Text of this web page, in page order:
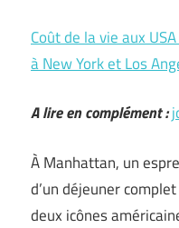
Coût de la vie aux
à New York et Los
A lire en complément :
À Manhattan, un
d’un déjeuner
deux icônes